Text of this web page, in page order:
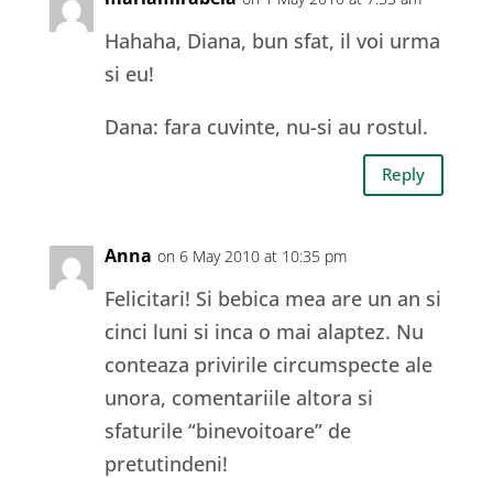
Hahaha, Diana, bun sfat, il voi urma
si eu!
Dana: fara cuvinte, nu-si au rostul.
Reply
Anna on 6 May 2010 at 10:35 pm
Felicitari! Si bebica mea are un an si
cinci luni si inca o mai alaptez. Nu
conteaza privirile circumspecte ale
unora, comentariile altora si
sfaturile “binevoitoare” de
pretutindeni!